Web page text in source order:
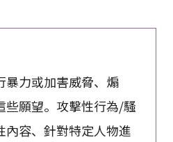
暴力或加害威脅、煽
些願望。攻擊性行為/騷
內容、針對特定人物進